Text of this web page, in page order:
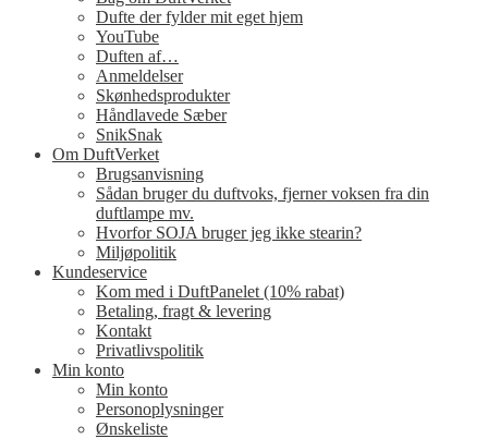
Dufte der fylder mit eget hjem
YouTube
Duften af…
Anmeldelser
Skønhedsprodukter
Håndlavede Sæber
SnikSnak
Om DuftVerket
Brugsanvisning
Sådan bruger du duftvoks, fjerner voksen fra din
duftlampe mv.
Hvorfor SOJA bruger jeg ikke stearin?
Miljøpolitik
Kundeservice
Kom med i DuftPanelet (10% rabat)
Betaling, fragt & levering
Kontakt
Privatlivspolitik
Min konto
Min konto
Personoplysninger
Ønskeliste